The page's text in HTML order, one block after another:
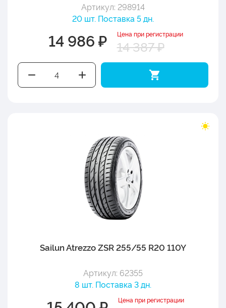
Артикул: 298914
20 шт. Поставка 5 дн.
14 986 ₽ Цена при регистрации
14 387 ₽
Sailun Atrezzo ZSR 255/55 R20 110Y
Артикул: 62355
8 шт. Поставка 3 дн.
Цена при регистрации